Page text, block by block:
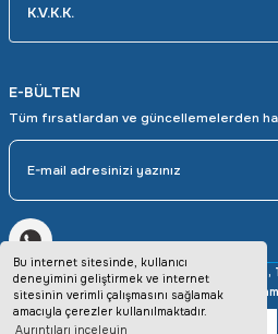
Bu internet sitesinde, kullanıcı
deneyimini geliştirmek ve internet
sitesinin verimli çalışmasını sağlamak
amacıyla çerezler kullanılmaktadır.
Ayrıntıları inceleyin
K.V.K.K.
E-BÜLTEN
Tüm fırsatlardan ve güncellemelerden
Copyright © 2025 avrupaotomasyon.com,
bilgileriniz 256bit SSL sertifikası ile